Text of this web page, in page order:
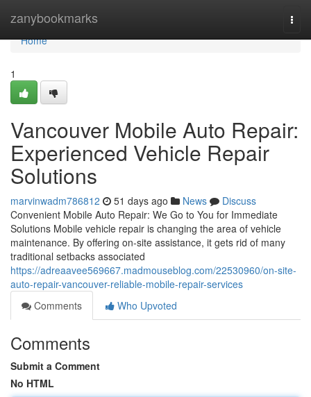
zanybookmarks
Home
Home
1
Vancouver Mobile Auto Repair:
Experienced Vehicle Repair
Solutions
marvinwadm786812 51 days ago News
Discuss
Convenient Mobile Auto Repair: We Go to You for Immediate
Solutions Mobile vehicle repair is changing the area of vehicle
maintenance. By offering on-site assistance, it gets rid of many
traditional setbacks associated
https://adreaavee569667.madmouseblog.com/22530960/on-site-
auto-repair-vancouver-reliable-mobile-repair-services
Comments
Who Upvoted
Comments
Submit a Comment
No HTML